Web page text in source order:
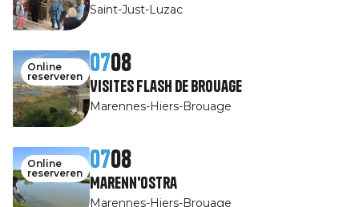
Saint-Just-Luzac
Online
reserveren
0708
Visites Flash de Brouage
Marennes-Hiers-Brouage
Online
reserveren
0708
Marenn'Ostra
Marennes-Hiers-Brouage